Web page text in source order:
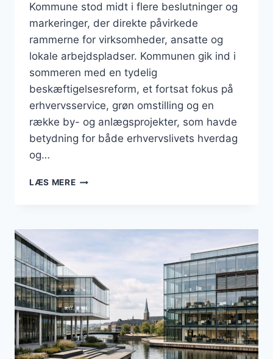
Kommune stod midt i flere beslutninger og
markeringer, der direkte påvirkede
rammerne for virksomheder, ansatte og
lokale arbejdspladser. Kommunen gik ind i
sommeren med en tydelig
beskæftigelsesreform, et fortsat fokus på
erhvervsservice, grøn omstilling og en
række by- og anlægsprojekter, som havde
betydning for både erhvervslivets hverdag
og…
LÆS MEREBUSINESS
ERHVERVSKLIMA
LOKALE